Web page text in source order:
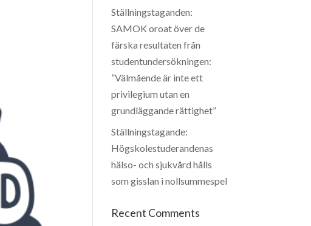
Ställningstaganden:
SAMOK oroat över de
färska resultaten från
studentundersökningen:
”Välmående är inte ett
privilegium utan en
grundläggande rättighet”
Ställningstagande:
Högskolestuderandenas
hälso- och sjukvård hålls
som gisslan i nollsummespel
Recent Comments